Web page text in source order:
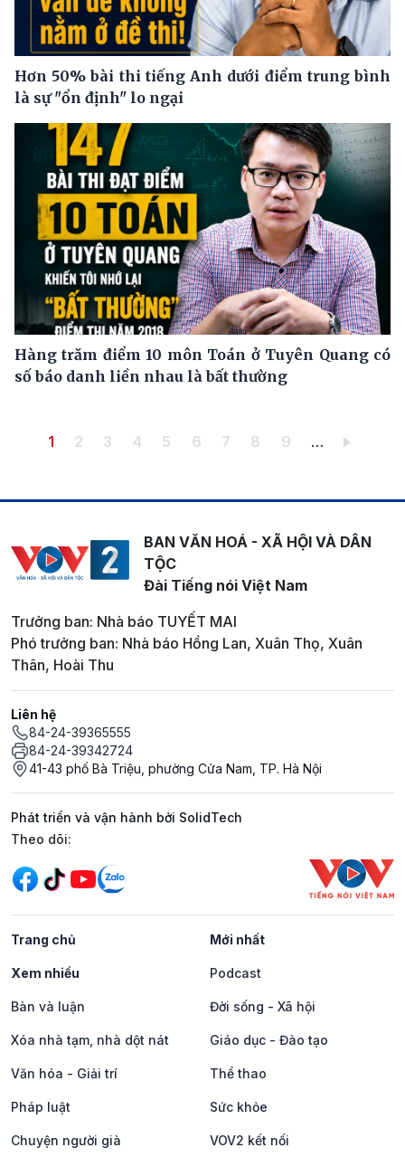
Hơn 50% bài thi tiếng Anh dưới điểm trung bình
là sự "ổn định" lo ngại
Hàng trăm điểm 10 môn Toán ở Tuyên Quang có
số báo danh liền nhau là bất thường
Pagination
Trang hiện thời
1 Trang
2 Trang
3 Trang
4 Trang
5 Trang
6 Trang
7 Trang
8 Trang
9 …
BAN VĂN HOÁ - XÃ HỘI VÀ DÂN
TỘC
Đài Tiếng nói Việt Nam
Trưởng ban: Nhà báo TUYẾT MAI
Phó trưởng ban: Nhà báo Hồng Lan, Xuân Thọ, Xuân
Thân, Hoài Thu
Liên hệ
84-24-39365555
84-24-39342724
41-43 phố Bà Triệu, phường Cửa Nam, TP. Hà Nội
Phát triển và vận hành bởi SolidTech
Mạng xã hội
Theo dõi:
Trang chủ Mới nhất
Xem nhiều Podcast
Bàn và luận Đời sống - Xã hội
Xóa nhà tạm, nhà dột nát Giáo dục - Đào tạo
Văn hóa - Giải trí Thể thao
Pháp luật Sức khỏe
Chuyện người già VOV2 kết nối